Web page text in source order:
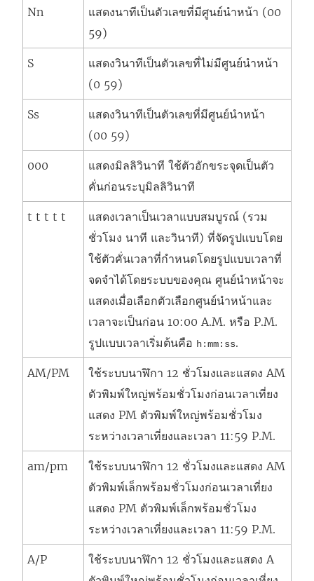
Nn
แสดงนาทีเป็นตัวเลขที่มีศูนย์นำหน้า (00
59)
S
แสดงวินาทีเป็นตัวเลขที่ไม่มีศูนย์นำหน้า
(0 59)
Ss
แสดงวินาทีเป็นตัวเลขที่มีศูนย์นำหน้า
(00 59)
000
แสดงมิลลิวินาที ใช้ตัวอักขระจุดเป็นตัว
คั่นก่อนระบุมิลลิวินาที
t t t t t
แสดงเวลาเป็นเวลาแบบสมบูรณ์ (รวม
ชั่วโมง นาที และวินาที) ที่จัดรูปแบบโดย
ใช้ตัวคั่นเวลาที่กำหนดโดยรูปแบบเวลาที่
จดจำได้โดยระบบของคุณ ศูนย์นำหน้าจะ
แสดงเมื่อเลือกตัวเลือกศูนย์นำหน้าและ
เวลาจะเป็นก่อน 10:00 A.M. หรือ P.M.
รูปแบบเวลาเริ่มต้นคือ h:mm:ss.
AM/PM
ใช้ระบบนาฬิกา 12 ชั่วโมงและแสดง AM
ตัวพิมพ์ใหญ่พร้อมชั่วโมงก่อนเวลาเที่ยง
แสดง PM ตัวพิมพ์ใหญ่พร้อมชั่วโมง
ระหว่างเวลาเที่ยงและเวลา 11:59 P.M.
am/pm
ใช้ระบบนาฬิกา 12 ชั่วโมงและแสดง AM
ตัวพิมพ์เล็กพร้อมชั่วโมงก่อนเวลาเที่ยง
แสดง PM ตัวพิมพ์เล็กพร้อมชั่วโมง
ระหว่างเวลาเที่ยงและเวลา 11:59 P.M.
A/P
ใช้ระบบนาฬิกา 12 ชั่วโมงและแสดง A